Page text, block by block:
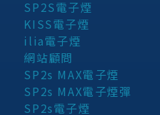
SP2S電子煙
KISS電子煙
ilia電子煙
網站顧問
SP2s MAX電子煙
SP2s MAX電子煙彈
SP2s電子煙